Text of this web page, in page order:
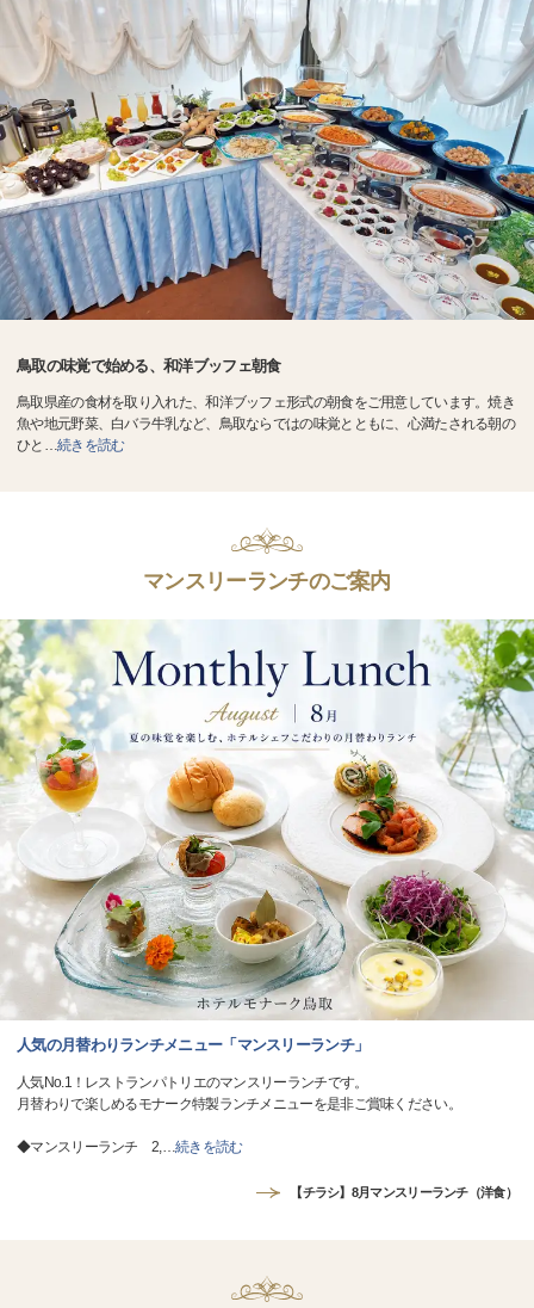
鳥取の味覚で始める、和洋ブッフェ朝食
鳥取県産の食材を取り入れた、和洋ブッフェ形式の朝食をご用意しています。焼き
魚や地元野菜、白バラ牛乳など、鳥取ならではの味覚とともに、心満たされる朝の
ひと …続きを読む
マンスリーランチのご案内
人気の月替わりランチメニュー「マンスリーランチ」
人気No.1！レストランパトリエのマンスリーランチです。
月替わりで楽しめるモナーク特製ランチメニューを是非ご賞味ください。
◆マンスリーランチ 2,…続きを読む
【チラシ】8月マンスリーランチ（洋食）